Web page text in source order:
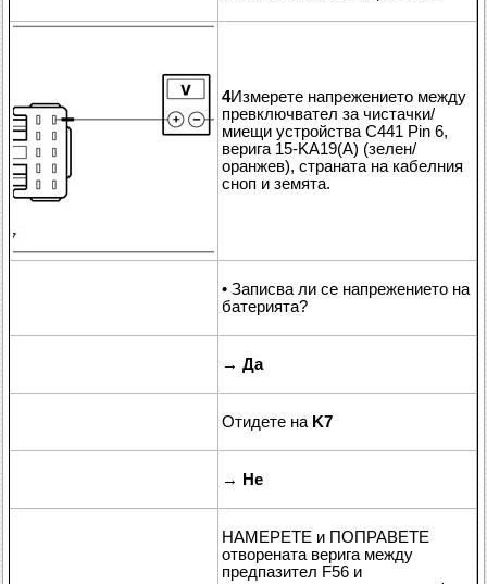
4Измерете напрежението между
превключвател за чистачки/
миещи устройства C441 Pin 6,
верига 15-KA19(A) (зелен/
оранжев), страната на кабелния
сноп и земята.
• Записва ли се напрежението на
батерията?
→ Да
Отидете на K7
→ Не
НАМЕРЕТЕ и ПОПРАВЕТЕ
отворената верига между
предпазител F56 и